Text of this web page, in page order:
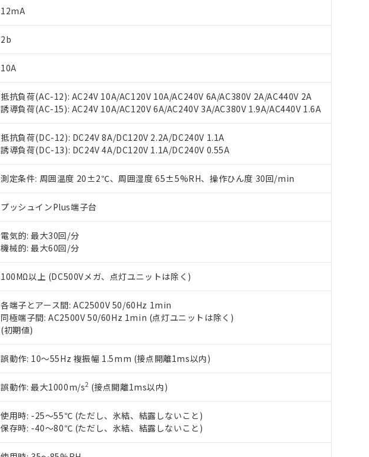
12mA
2b
10A
抵抗負荷(AC-12): AC24V 10A/AC120V 10A/AC240V 6A/AC380V 2A/AC440V 2A
誘導負荷(AC-15): AC24V 10A/AC120V 6A/AC240V 3A/AC380V 1.9A/AC440V 1.6A
抵抗負荷(DC-12): DC24V 8A/DC120V 2.2A/DC240V 1.1A
誘導負荷(DC-13): DC24V 4A/DC120V 1.1A/DC240V 0.55A
測定条件: 周囲温度 20±2℃、周囲湿度 65±5%RH、操作ひん度 30回/min
プッシュインPlus端子台
電気的: 最大30回/分
機械的: 最大60回/分
100MΩ以上 (DC500Vメガ、点灯ユニットは除く)
各端子とアース間: AC2500V 50/60Hz 1min
同極端子間: AC2500V 50/60Hz 1min (点灯ユニットは除く)
(初期値)
誤動作: 10～55Hz 複振幅 1.5mm (接点開離1ms以内)
誤動作: 最大1000m/s2 (接点開離1ms以内)
使用時: -25～55℃ (ただし、氷結、結露しないこと)
保存時: -40～80℃ (ただし、氷結、結露しないこと)
い。
正式な納期状況および標準価格はお客様のお取引先、またはお客様担当のオムロン制
当社販売員にご相談ください。
オムロン制御機器販売店や当社販売拠点は「販売ネットワーク
」をご確認ください。
在庫状況および標準価格結果を当社の事前の承諾なく第三者に漏洩または開示しない
す。
マイパーツ機能（部品リスト作成サービス）をご利用いただくには、I-Webメンバー
お客様が当ウェブサイト上で当社にご登録された部品リストについて、当社および当
が、当社の製品・サービスに関するお客様との取引・商談に必要な範囲で利用するこ
さい。
※当社の共同利用者とは、"個人情報の共同利用に関して"
の「1.共同利用者の範囲
いる法人を指します。
但し、RoHS指令で産業用監視および制御機器に対する適用除外項目は除く。
※2 対応予定月
部品在庫の切り替え状況などにより、予定月が前後することがあります。
※3 非含有証明書ダウンロード
下記の非含有証明書をダウンロードすることができます。
EU RoHS指令（10物質）の非含有証明書
51物質の非含有証明書（当社基準）
※本証明書は発行日時点で非含有を証明するもので、過去に遡って非含有を証明するもので
また、RoHS指令のフタル酸エステル類４物質の対応では、対応完了までの期間は出荷製
混在することから備考欄に対応日を記載しておりました。
り割愛しております。
「○」：最大均質材料含有率が中国RoHSの基準値以下であることを示します。
「×」：最大均質材料含有率が中国RoHSの基準値を超えていることを示します。
*中国RoHS10物質の基準値 (GB/T26572)：
Pb(鉛) :1000ppm、 Hg(水銀) : 1000ppm、 Cd(カドミウム) : 100ppm、
Cr(Ⅵ)(六価クロム) : 1000ppm、 PBBs(ポリ臭化ビフェニル類) : 1000ppm、 PBDEs(ポリ臭化ジフェニルエーテル類) :
DBP(フタル酸ジブチル) : 1000ppm、 DIBP(フタル酸ジイソブチル) : 1000ppm、 BBP(フタル酸ブチルベンジル) :
DEHP(フタル酸ビス(2-エチルヘキシル)) : 1000ppm
※2 環境保護使用期限
「ｅ」：有害物質（10物質）のすべてが基準値以下であることを示します。
「10」：通常の使用状況下において有害物質が外部に漏えいし、環境に深刻な影響を及ぼさ
味します。
当社は、これら貴社製品のうち、外国為替および外国貿易法に定める商品（以下｢規制
当社は貴社製品を、核兵器、ミサイル、化学兵器、生物兵器またはその他武器並びに
置等に一切使用いたしません。
当社は、貴社製品を第三者に販売する場合は、上記1、2および3の内容を当該第三者に
また当社は、販売先および販売に係わる関係者が違法に輸出するおそれがある場合は
たしません。
号
○ 一定数以上の在庫あり
△ 一定数には満たないが在庫あり
－
在庫なし(最新の在庫状況については、お客様のお取引先、またはお客様担当のオ
機器販売店・当社販売員にご確認ください)
空
白
受注生産機種、また在庫状況の情報を公開していない機種